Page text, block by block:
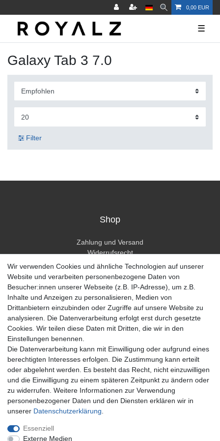
0,00 EUR
☰
Galaxy Tab 3 7.0
Filter
Shop
Zahlung und Versand
Widerrufsrecht
Widerrufsformular
Hilfe
Mein Konto
Registrieren
Anmelden
Unternehmen
Kontakt
Datenschutzerklärung
AGB Kundeninformationen
Impressum
Zahlung und Versand
Wir verwenden Cookies und ähnliche Technologien auf unserer
Website und verarbeiten personenbezogene Daten von
Besucher:innen unserer Webseite (z.B. IP-Adresse), um z.B.
Inhalte und Anzeigen zu personalisieren, Medien von
Drittanbietern einzubinden oder Zugriffe auf unsere Website zu
analysieren. Die Datenverarbeitung erfolgt erst durch gesetzte
Cookies. Wir teilen diese Daten mit Dritten, die wir in den
Einstellungen benennen.
Die Datenverarbeitung kann mit Einwilligung oder aufgrund eines
berechtigten Interesses erfolgen. Die Zustimmung kann erteilt
oder abgelehnt werden. Es besteht das Recht, nicht einzuwilligen
und die Einwilligung zu einem späteren Zeitpunkt zu ändern oder
zu widerrufen. Weitere Informationen zur Verwendung
personenbezogener Daten und den Diensten erklären wir in
unserer Daten­schutz­erklärung
Essenziell
Externe Medien